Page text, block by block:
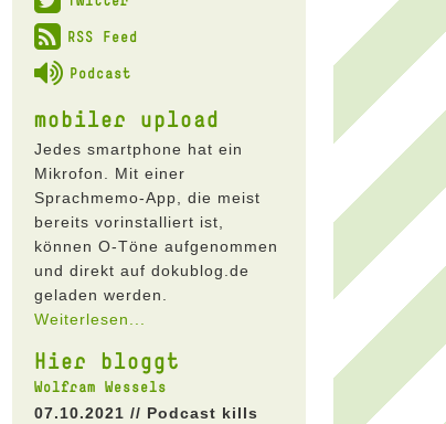
RSS Feed
Podcast
mobiler upload
Jedes smartphone hat ein
Mikrofon. Mit einer
Sprachmemo-App, die meist
bereits vorinstalliert ist,
können O-Töne aufgenommen
und direkt auf dokublog.de
geladen werden.
Weiterlesen...
Hier bloggt
Wolfram Wessels
07.10.2021 // Podcast kills